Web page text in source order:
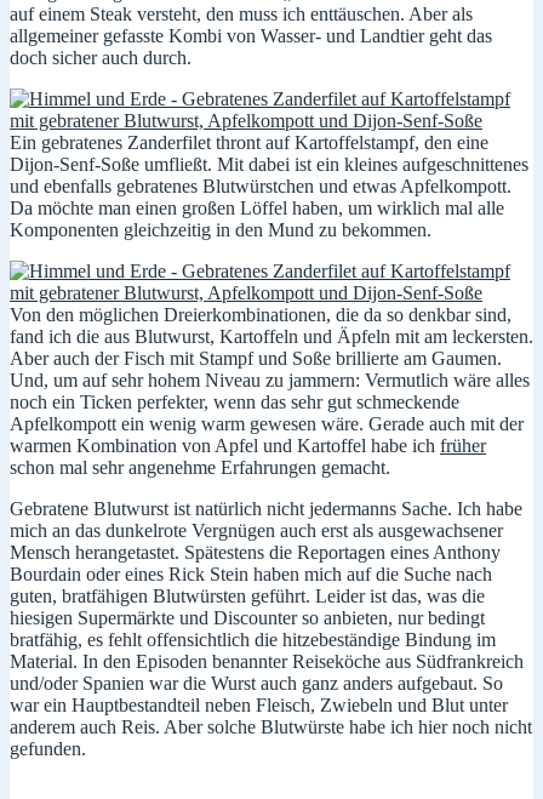
auf einem Steak versteht, den muss ich enttäuschen. Aber als
allgemeiner gefasste Kombi von Wasser- und Landtier geht das
doch sicher auch durch.
Ein gebratenes Zanderfilet thront auf Kartoffelstampf, den eine
Dijon-Senf-Soße umfließt. Mit dabei ist ein kleines aufgeschnittenes
und ebenfalls gebratenes Blutwürstchen und etwas Apfelkompott.
Da möchte man einen großen Löffel haben, um wirklich mal alle
Komponenten gleichzeitig in den Mund zu bekommen.
Von den möglichen Dreierkombinationen, die da so denkbar sind,
fand ich die aus Blutwurst, Kartoffeln und Äpfeln mit am leckersten.
Aber auch der Fisch mit Stampf und Soße brillierte am Gaumen.
Und, um auf sehr hohem Niveau zu jammern: Vermutlich wäre alles
noch ein Ticken perfekter, wenn das sehr gut schmeckende
Apfelkompott ein wenig warm gewesen wäre. Gerade auch mit der
warmen Kombination von Apfel und Kartoffel habe ich früher
schon mal sehr angenehme Erfahrungen gemacht.
Gebratene Blutwurst ist natürlich nicht jedermanns Sache. Ich habe
mich an das dunkelrote Vergnügen auch erst als ausgewachsener
Mensch herangetastet. Spätestens die Reportagen eines Anthony
Bourdain oder eines Rick Stein haben mich auf die Suche nach
guten, bratfähigen Blutwürsten geführt. Leider ist das, was die
hiesigen Supermärkte und Discounter so anbieten, nur bedingt
bratfähig, es fehlt offensichtlich die hitzebeständige Bindung im
Material. In den Episoden benannter Reiseköche aus Südfrankreich
und/oder Spanien war die Wurst auch ganz anders aufgebaut. So
war ein Hauptbestandteil neben Fleisch, Zwiebeln und Blut unter
anderem auch Reis. Aber solche Blutwürste habe ich hier noch nicht
gefunden.